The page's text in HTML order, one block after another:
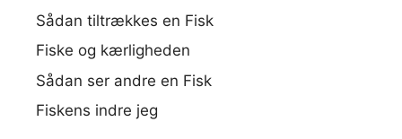
Sådan tiltrækkes en Fisk
Fiske og kærligheden
Sådan ser andre en Fisk
Fiskens indre jeg